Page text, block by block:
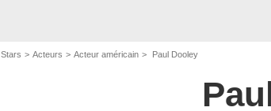
Stars Acteurs Acteur américain Paul Dooley